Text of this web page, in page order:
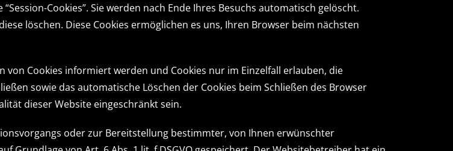
Cookies”. Sie werden nach Ende Ihres Besuchs automatisch gelöscht.
löschen. Diese Cookies ermöglichen es uns, Ihren Browser beim nächsten
von Cookies informiert werden und Cookies nur im Einzelfall erlauben, die
sowie das automatische Löschen der Cookies beim Schließen des Browser
dieser Website eingeschränkt sein.
oder zur Bereitstellung bestimmter, von Ihnen erwünschter